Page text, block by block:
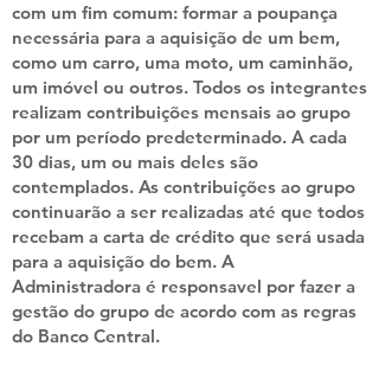
com um fim comum: formar a poupança
necessária para a aquisição de um bem,
como um carro, uma moto, um caminhão,
um imóvel ou outros. Todos os integrantes
realizam contribuições mensais ao grupo
por um período predeterminado. A cada
30 dias, um ou mais deles são
contemplados. As contribuições ao grupo
continuarão a ser realizadas até que todos
recebam a carta de crédito que será usada
para a aquisição do bem. A
Administradora é responsavel por fazer a
gestão do grupo de acordo com as regras
do Banco Central.